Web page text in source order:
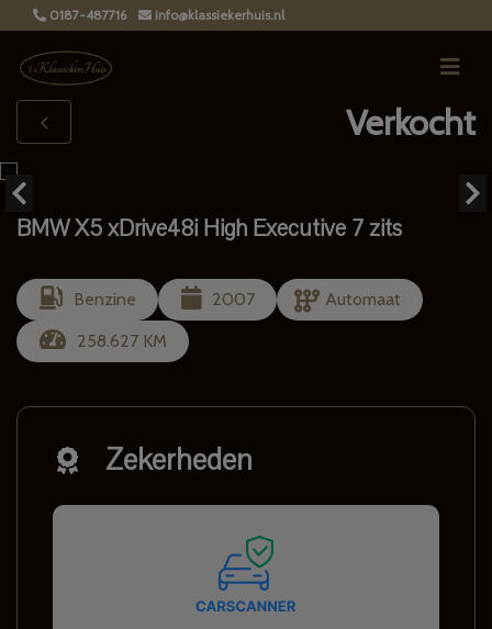
0187-487716 info@klassiekerhuis.nl
Verkocht
BMW X5 xDrive48i High Executive 7 zits
Benzine 2007
Automaat
258.627 KM
Zekerheden